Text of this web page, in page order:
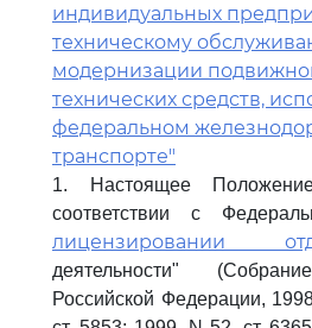
индивидуальных
техническому
модернизации
технических средств,
федеральном
транспорте"
1. Настоящее
соответствии с
лицензировании
деятельности"
Российской Федерации,